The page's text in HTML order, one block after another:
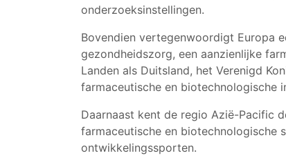
onderzoeksinstellingen.
Bovendien vertegenwoordigt Europa
gezondheidszorg, een aanzienlijke
Landen als Duitsland, het Verenigd
farmaceutische en biotechnologische
Daarnaast kent de regio Azië-Pacific
farmaceutische en biotechnologische
ontwikkelingssporten.